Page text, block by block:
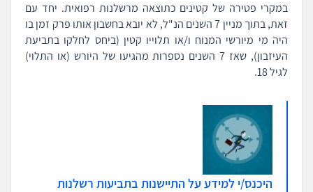
במקרי פטירה של קטינים כתוצאה מרשלנות רפואית. יחד עם
זאת, בתוך מניין 7 השנים הנ"ל, לא יובא בחשבון אותו פרק זמן בו
היה מי מיורשי המנוח ו/או תלוייו קטין (ביחס לחלקו בתביעת
העיזבון), שאז 7 השנים נספרות מהגיעו של היורש (או התלוי)
לגיל 18.
היכנס/י למידע על התיישנות בתביעות רשלנות